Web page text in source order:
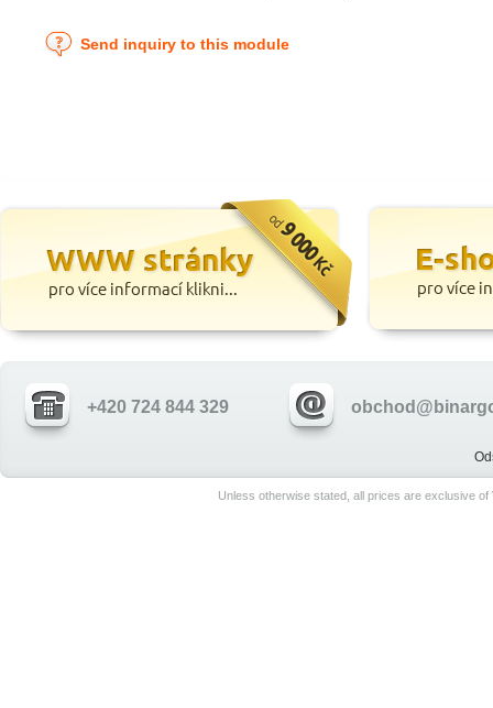
Send inquiry to this module
+420 724 844 329
Unless otherwise stated, all prices are exclusive